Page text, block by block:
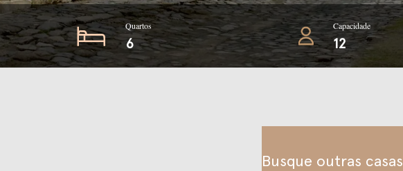
Quartos
6
Capacidade
12
Busque outras casas